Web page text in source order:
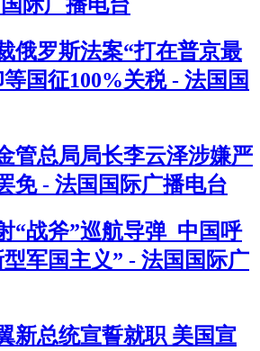
际广播电台
俄罗斯法案“打在普京最
国征100%关税 - 法国国
管总局局长李云泽涉嫌严
免 - 法国国际广播电台
“战斧”巡航导弹 中国呼
军国主义” - 法国国际广
新总统宣誓就职 美国宣